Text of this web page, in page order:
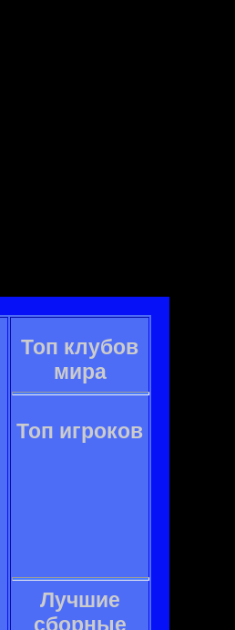
Топ клубов
мира
Топ игроков
Лучшие
сборные